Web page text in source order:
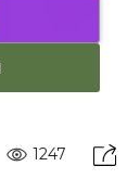
1247